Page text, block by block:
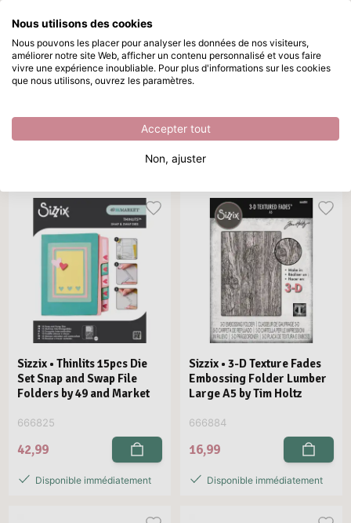
Passer au contenu principal
Disponible immédiatement
Sizzix Chapter 2 2025
/ Sizzix / Sizzix Chapter 2 2025
Sizzix Chapter 2 2025
Trier par Par page Tous les filtres
Sizzix • Thinlits 15pcs Die
Set Snap and Swap File
Folders by 49 and Market
666825
42,99
Disponible immédiatement
Sizzix • 3-D Texture Fades
Embossing Folder Lumber
Large A5 by Tim Holtz
666884
16,99
Disponible immédiatement
Nous utilisons des cookies
Nous pouvons les placer pour analyser les données de nos visiteurs,
améliorer notre site Web, afficher un contenu personnalisé et vous faire
vivre une expérience inoubliable. Pour plus d'informations sur les cookies
que nous utilisons, ouvrez les paramètres.
Accepter tout
Non, ajuster